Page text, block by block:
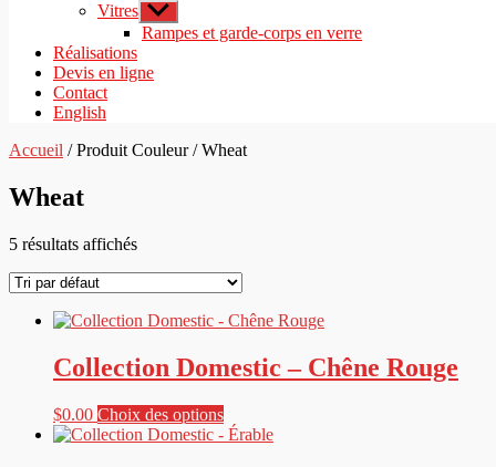
Vitres Afficher
le
sous-
Rampes et garde-corps en verre
Réalisations
Devis en ligne
Contact
English
Accueil / Produit Couleur / Wheat
Wheat
5 résultats affichés
Collection Domestic – Chêne Rouge
$0.00 Choix des optionsCe
produit